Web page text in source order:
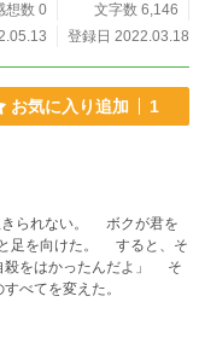
想数 0
文字数 6,146
登録日 2022.03.18
お気に入り追加 1
きられない。 ボクが君を
べてを変えた。